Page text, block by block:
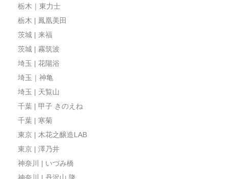
栃木｜東力士
栃木 | 鳳凰美田
茨城 | 来福
茨城 | 霧筑波
埼玉 | 花陽浴
埼玉｜神亀
埼玉 | 天覧山
千葉 | 甲子 きのえね
千葉 | 寒菊
東京 | 木花之醸造LAB
東京 | 澤乃井
神奈川 | いづみ橋